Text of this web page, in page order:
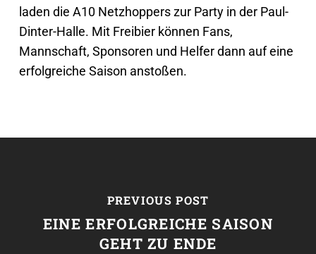
laden die A10 Netzhoppers zur Party in der Paul-
Dinter-Halle. Mit Freibier können Fans,
Mannschaft, Sponsoren und Helfer dann auf eine
erfolgreiche Saison anstoßen.
PREVIOUS POST
EINE ERFOLGREICHE SAISON
GEHT ZU ENDE